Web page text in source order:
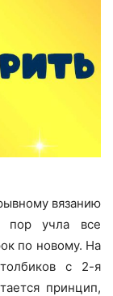
вязанию
учла все
по новому. На
с 2-я
принцип,